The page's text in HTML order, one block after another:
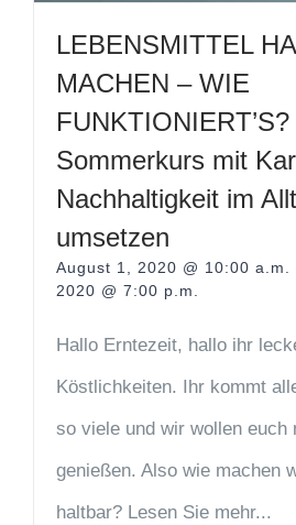
LEBENSMITTEL
MACHEN – WIE
FUNKTIONIERT’S?
Sommerkurs mit
Nachhaltigkeit im
umsetzen
August 1, 2020 @ 10:00 a.m.
2020 @ 7:00 p.m.
Hallo Erntezeit, hallo ihr
Köstlichkeiten. Ihr kommt
so viele und wir wollen euch
genießen. Also wie machen
haltbar? Lesen Sie mehr...